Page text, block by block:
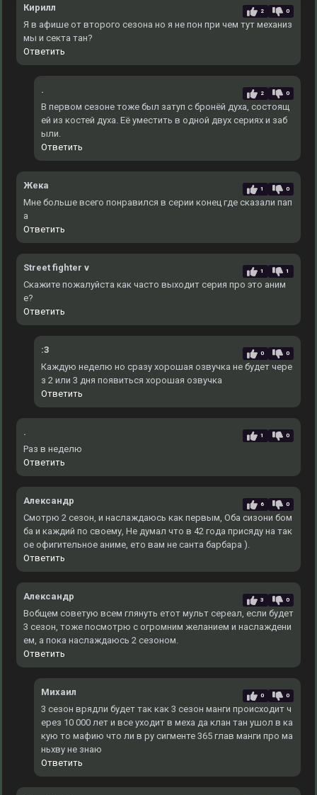
Кирилл 2 0
Я в афише от второго сезона но я не пон при чем тут механиз
мы и секта тан?
Ответить
. 2 0
В первом сезоне тоже был затуп с бронёй духа, состоящ
ей из костей духа. Еë уместить в одной двух сериях и заб
ыли.
Ответить
Жека 1 0
Мне больше всего понравился в серии конец где сказали пап
а
Ответить
Street fighter v 1 1
Скажите пожалуйста как часто выходит серия про это аним
е?
Ответить
:3 0 0
Каждую неделю но сразу хорошая озвучка не будет чере
з 2 или 3 дня появиться хорошая озвучка
Ответить
. 1 0
Раз в неделю
Ответить
Александр 6 0
Смотрю 2 сезон, и наслаждаюсь как первым, Оба сизони бом
ба и каждий по своему, Не думал что в 42 года присяду на так
ое офигительное аниме, ето вам не санта барбара ).
Ответить
Александр 3 0
Вобщем советую всем глянуть етот мульт сереал, если будет
3 сезон, тоже посмотрю с огромним желанием и наслаждени
ем, а пока наслаждаюсь 2 сезоном.
Ответить
Михаил 0 0
3 сезон врядли будет так как 3 сезон манги происходит ч
ерез 10 000 лет и все уходит в меха да клан тан ушол в ка
кую то мафию что ли в ру сигменте 365 глав манги про ма
ньхву не знаю
Ответить